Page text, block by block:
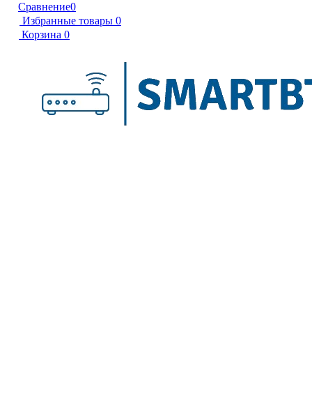
Сравнение0
Избранные товары 0
Корзина 0